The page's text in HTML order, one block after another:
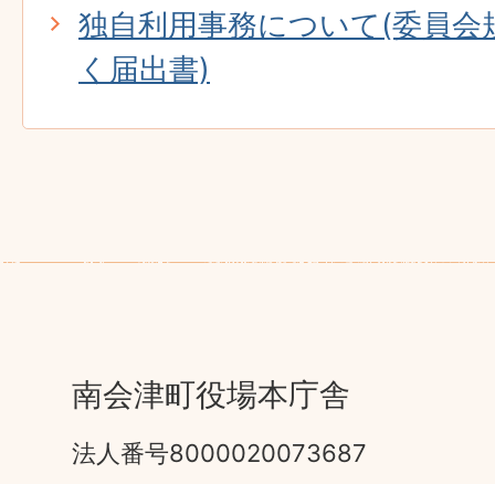
独自利用事務について(委員会
く届出書)
南会津町役場本庁舎
法人番号8000020073687